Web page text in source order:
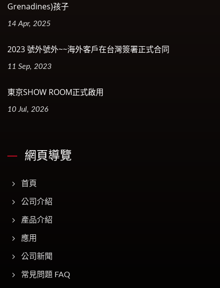
Grenadines)孩子
14 Apr, 2025
2023 號外號外~~海外客戶在台灣簽署正式合同
11 Sep, 2023
東京SHOW ROOM正式啟用
10 Jul, 2026
網頁導覽
首頁
公司介紹
產品介紹
應用
公司新聞
常見問題 FAQ